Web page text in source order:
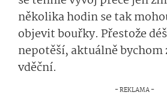
několika hodin se tak
objevit bouřky. Přestože
nepotěší, aktuálně bychom
vděční.